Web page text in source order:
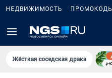
НЕДВИЖИМОСТЬ ПРОМОКОДЫ
Жёсткая соседская драка